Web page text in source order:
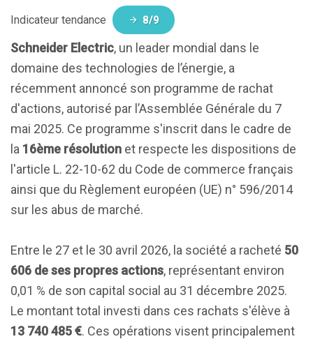
Indicateur tendance 8/9
Schneider Electric, un leader mondial dans le
domaine des technologies de l’énergie, a
récemment annoncé son programme de rachat
d'actions, autorisé par l’Assemblée Générale du 7
mai 2025. Ce programme s'inscrit dans le cadre de
la 16ème résolution et respecte les dispositions de
l'article L. 22-10-62 du Code de commerce français
ainsi que du Règlement européen (UE) n° 596/2014
sur les abus de marché.
Entre le 27 et le 30 avril 2026, la société a racheté 50
606 de ses propres actions, représentant environ
0,01 % de son capital social au 31 décembre 2025.
Le montant total investi dans ces rachats s'élève à
13 740 485 €. Ces opérations visent principalement